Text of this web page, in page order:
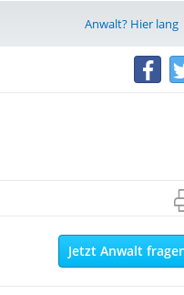
Anwalt? Hier lang
Jetzt Anwalt